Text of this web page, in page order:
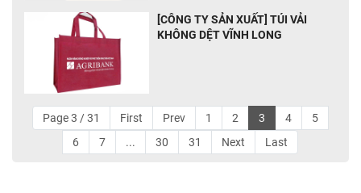
[CÔNG TY SẢN XUẤT] TÚI VẢI
KHÔNG DỆT VĨNH LONG
Page 3 / 31 First Prev 1 2 3 4
5
6
7 ... 30 31 Next Last